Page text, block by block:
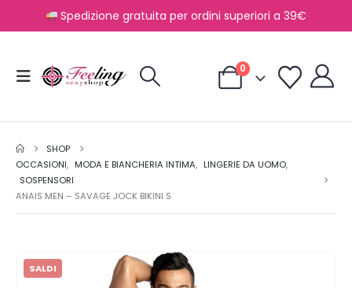
Spedizione gratuita per ordini superiori a 39€
0
SHOP
OCCASIONI, MODA E BIANCHERIA INTIMA, LINGERIE DA UOMO,
SOSPENSORI
ANAIS MEN – SAVAGE JOCK BIKINI S
SALDI